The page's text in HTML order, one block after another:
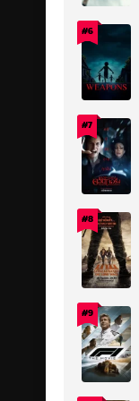
#6
#7
#8
#9